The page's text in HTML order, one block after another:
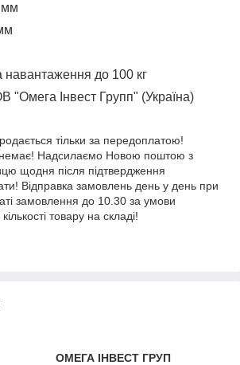
мм
навантаження до 100 кг
"Омега Інвест Групп" (Україна)
тільки за передоплатою!
немає! Надсилаємо Новою поштою з
щодня після підтвердження
Відправка замовлень день у день при
замовлення до 10.30 за умови
товару на складі!
ОМЕГА ІНВЕСТ ГРУП